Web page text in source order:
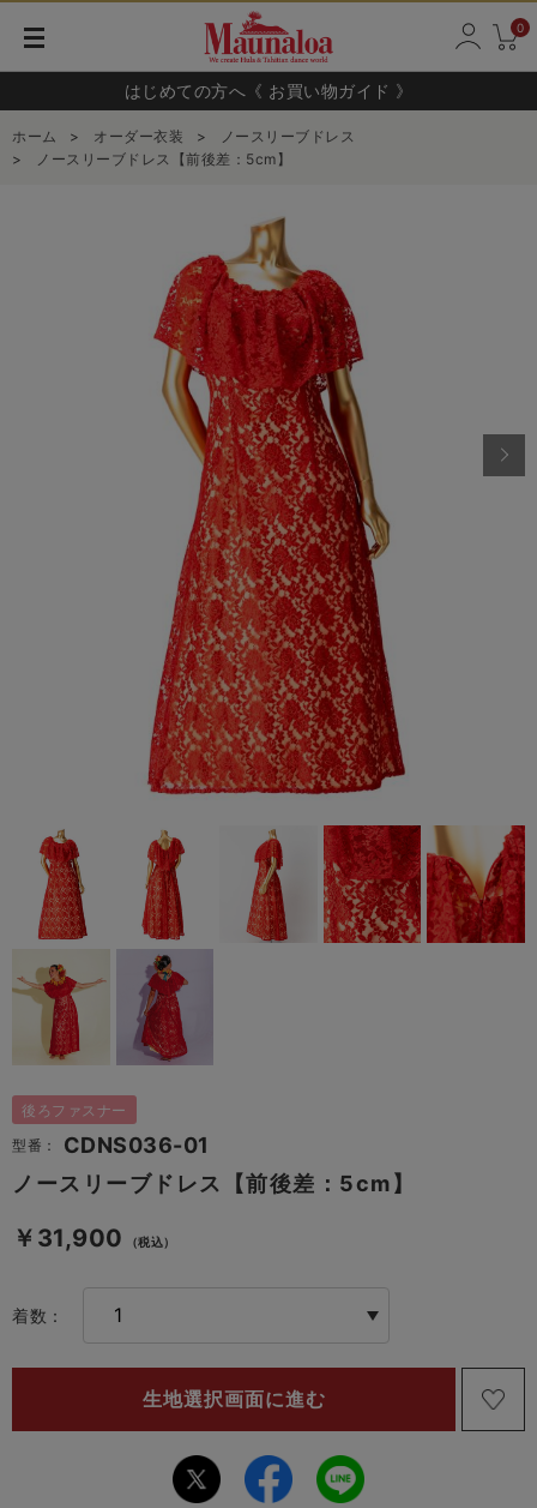
0
はじめての方へ《 お買い物ガイド 》
ホーム > オーダー衣装 >
ノースリーブドレス
>
ノースリーブドレス【前後差：5cm】
後ろファスナー
型番：
CDNS036-01
ノースリーブドレス【前後差：5cm】
￥31,900 （税込）
着数：